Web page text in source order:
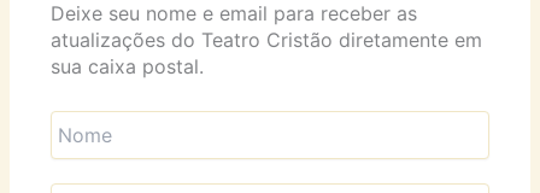
Deixe seu nome e email para receber as
atualizações do Teatro Cristão diretamente em
sua caixa postal.